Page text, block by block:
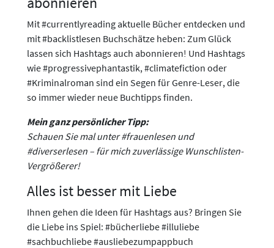
Mit #currentlyreading aktuelle Bücher entdecken und
mit #backlistlesen Buchschätze heben: Zum Glück
lassen sich Hashtags auch abonnieren! Und Hashtags
wie #progressivephantastik, #climatefiction oder
#Kriminalroman sind ein Segen für Genre-Leser, die
so immer wieder neue Buchtipps finden.
Mein ganz persönlicher Tipp:
Schauen Sie mal unter #frauenlesen und
#diverserlesen – für mich zuverlässige Wunschlisten-
Vergrößerer!
Alles ist besser mit Liebe
Ihnen gehen die Ideen für Hashtags aus? Bringen Sie
die Liebe ins Spiel: #bücherliebe #illuliebe
#sachbuchliebe #ausliebezumpappbuch